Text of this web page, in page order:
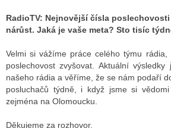
RadioTV: Nejnovější čísla
nárůst. Jaká je vaše meta? Sto tisíc
Velmi si vážíme práce celého týmu
poslechovost zvyšovat. Aktuální
našeho rádia a věříme, že se nám podaří
posluchačů týdně, i když jsme si
zejména na Olomoucku.
Děkujeme za rozhovor.